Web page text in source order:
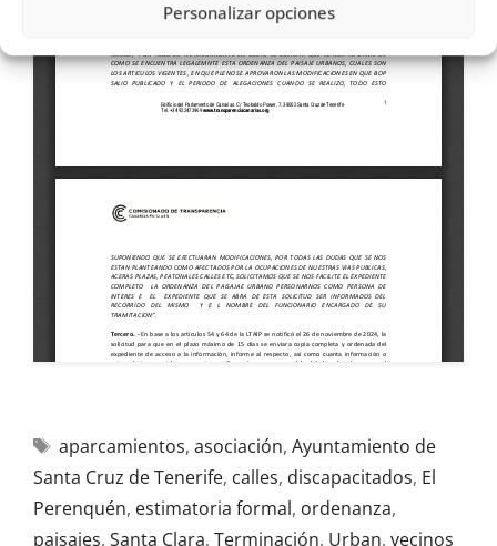
Personalizar opciones
aparcamientos, asociación, Ayuntamiento de
Santa Cruz de Tenerife, calles, discapacitados, El
Perenquén, estimatoria formal, ordenanza,
paisajes, Santa Clara, Terminación, Urban, vecinos